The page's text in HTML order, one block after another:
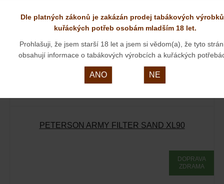
Naše cena:2 940 KČ
SKLADEM
Dýmka z kolekce dýmek Peterson Halloween. Dýmky Peterson
vyobrazené na…
PETERSON ARMY FILTER SAND XL90
DOPRAVA
ZDRAMA
Dle platných zákonů je zakázán prodej tabákových
kuřáckých potřeb osobám mladším 18 let.
Prohlašuji, že jsem starší 18 let a jsem si vědom(a), že tyto
obsahují informace o tabákových výrobcích a kuřáckých
ANO NE